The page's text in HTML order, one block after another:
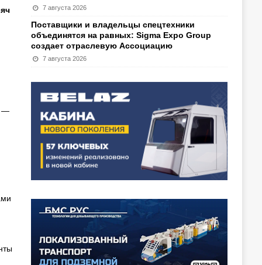
—
7 августа 2026
Поставщики и владельцы спецтехники
объединятся на равных: Sigma Expo Group
создает отраслевую Ассоциацию
7 августа 2026